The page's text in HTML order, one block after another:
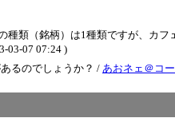
種類（銘柄）は1種類ですが、カ
03-07 07:24 )
るのでしょうか？ / あおネェ＠コ